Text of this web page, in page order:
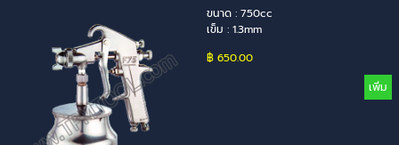
ขนาด : 750cc
เข็ม : 1.3mm
฿ 650.00
เพิ่ม